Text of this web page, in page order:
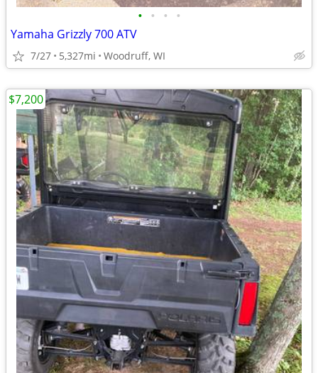
• • • •
Yamaha Grizzly 700 ATV
7/27 5,327mi Woodruff, WI
$7,200